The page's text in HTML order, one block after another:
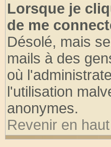
Lorsque je
de me
Désolé, mais
mails à des
où
l'utilisation
anonymes.
Revenir en haut